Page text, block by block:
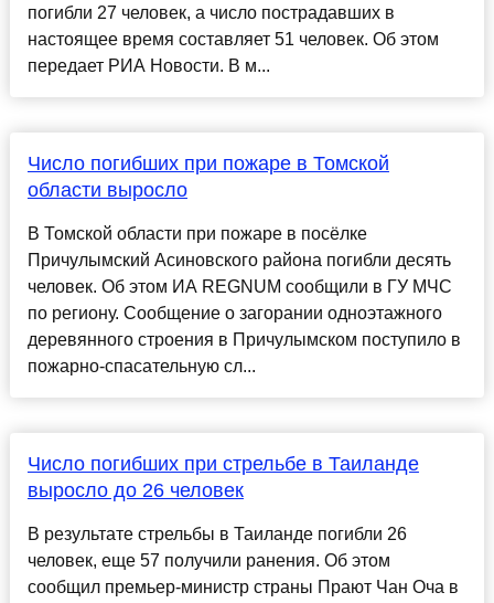
погибли 27 человек, а число пострадавших в
настоящее время составляет 51 человек. Об этом
передает РИА Новости. В м...
Число погибших при пожаре в Томской
области выросло
В Томской области при пожаре в посёлке
Причулымский Асиновского района погибли десять
человек. Об этом ИА REGNUM сообщили в ГУ МЧС
по региону. Сообщение о загорании одноэтажного
деревянного строения в Причулымском поступило в
пожарно-спасательную сл...
Число погибших при стрельбе в Таиланде
выросло до 26 человек
В результате стрельбы в Таиланде погибли 26
человек, еще 57 получили ранения. Об этом
сообщил премьер-министр страны Прают Чан Оча в